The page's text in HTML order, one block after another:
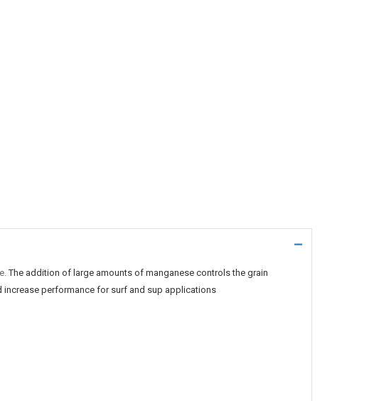
The addition of large amounts of manganese controls the grain
increase performance for surf and sup applications